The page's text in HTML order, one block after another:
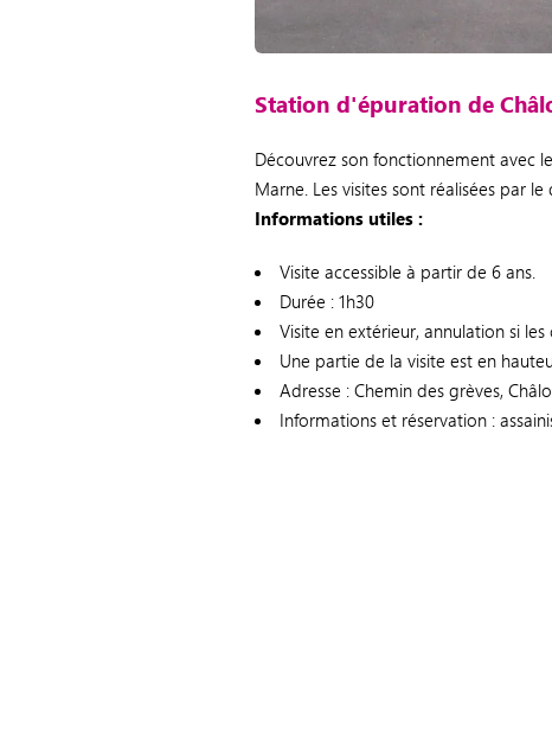
Station d'épuration de
Découvrez son fonctionnement avec
Marne. Les visites sont réalisées par
Informations utiles :
Visite accessible à partir de 6 ans.
Durée : 1h30
Visite en extérieur, annulation si
Une partie de la visite est en
Adresse : Chemin des grèves,
Informations et réservation :